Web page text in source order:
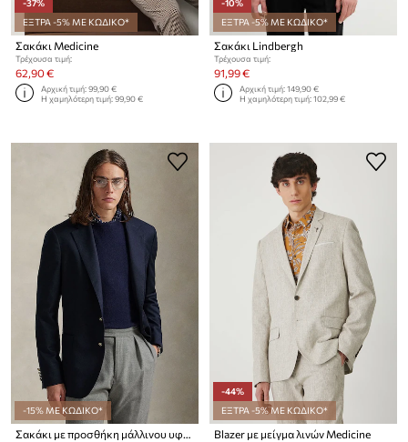
-37%
ΕΞΤΡΑ -5% ΜΕ ΚΩΔΙΚΟ*
Σακάκι Medicine
Τρέχουσα τιμή:
62,90 €
Αρχική τιμή:99,90 €
Η χαμηλότερη τιμή:99,90 €
-10%
ΕΞΤΡΑ -5% ΜΕ ΚΩΔΙΚΟ*
Σακάκι Lindbergh
Τρέχουσα τιμή:
91,99 €
Αρχική τιμή:149,90 €
Η χαμηλότερη τιμή:102,99 €
-15% ΜΕ ΚΩΔΙΚΟ*
Σακάκι με προσθήκη μάλλινου υφάσματος Polo Ralph Lauren
-44%
ΕΞΤΡΑ -5% ΜΕ ΚΩΔΙΚΟ*
Blazer με μείγμα λινών Medicine